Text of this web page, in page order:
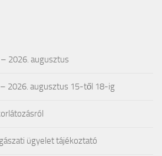
2026. augusztus
2026. augusztus 15-től 18-ig
ügyelet tájékoztató